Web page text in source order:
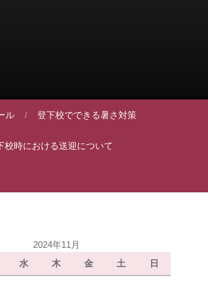
ル 登下校でできる暑さ対策
校時における送迎について
2024年11月
水 木 金 土 日